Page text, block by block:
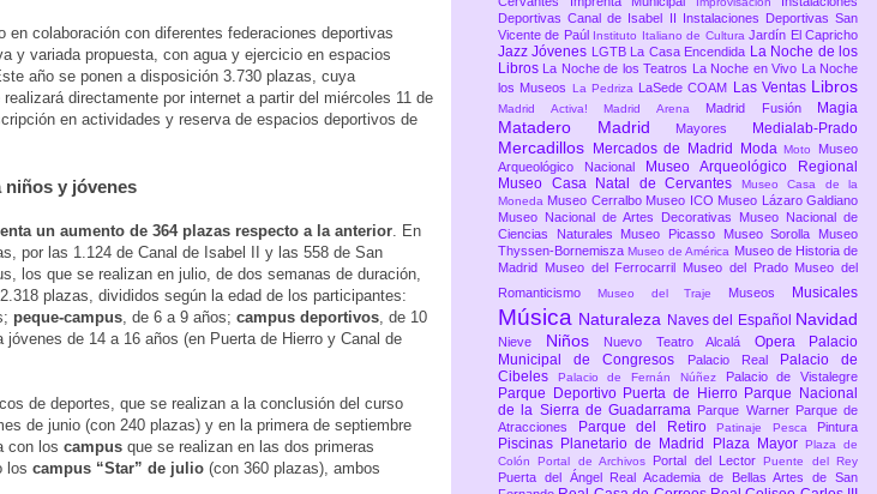
en colaboración con diferentes federaciones deportivas
y variada propuesta, con agua y ejercicio en espacios
año se ponen a disposición 3.730 plazas, cuya
directamente por internet a partir del miércoles 11 de
en actividades y reserva de espacios deportivos de
niños y jóvenes
un aumento de 364 plazas respecto a la anterior. En
por las 1.124 de Canal de Isabel II y las 558 de San
los que se realizan en julio, de dos semanas de duración,
plazas, divididos según la edad de los participantes:
peque-campus, de 6 a 9 años; campus deportivos, de 10
jóvenes de 14 a 16 años (en Puerta de Hierro y Canal de
de deportes, que se realizan a la conclusión del curso
de junio (con 240 plazas) y en la primera de septiembre
con los campus que se realizan en las dos primeras
los campus “Star” de julio (con 360 plazas), ambos
Deportivas Canal de Isabel II
Instalaciones Deportivas San
Vicente de Paúl
Instituto Italiano de CulturaJardín El Capricho
JazzJóvenes LGTB La Casa Encendida La Noche de los
Libros
La Noche de los Teatros La Noche en Vivo
La Noche
los Museos
La Pedriza LaSede COAM Las Ventas Libros
Madrid Activa! Madrid Arena Madrid Fusión Magia
Matadero Madrid Mayores Medialab-Prado
Mercadillos Mercados de Madrid ModaMoto Museo
Arqueológico Nacional
Museo Arqueológico Regional
Museo Casa Natal de Cervantes
Museo Casa de la
Moneda Museo Cerralbo Museo ICO Museo Lázaro Galdiano
Museo Nacional de Artes Decorativas Museo Nacional de
Ciencias Naturales Museo Picasso Museo Sorolla Museo
Thyssen-BornemiszaMuseo de América Museo de Historia de
Madrid
Museo del Ferrocarril Museo del Prado Museo del
Romanticismo
Museo del Traje Museos Musicales
Música Naturaleza Naves del Español Navidad
Nieve Niños Nuevo Teatro Alcalá Opera
Palacio
Municipal de Congresos
Palacio Real
Palacio de
Cibeles
Palacio de Fernán Núñez Palacio de Vistalegre
Parque Deportivo Puerta de Hierro Parque Nacional
de la Sierra de Guadarrama Parque Warner Parque de
Atracciones
Parque del Retiro Patinaje Pesca Pintura
Piscinas Planetario de Madrid Plaza Mayor
Plaza de
Colón Portal de Archivos Portal del LectorPuente del Rey
Puerta del Ángel
Real Academia de Bellas Artes de San